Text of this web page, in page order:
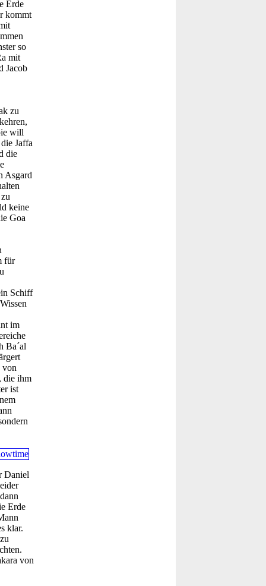
Erde
kommt
so
mit
Jacob
zu
will
Jaffa
die
Asgard
keine
Goa
für
Schiff
im
Ba´al
von
die ihm
ist
Daniel
Erde
klar.
von